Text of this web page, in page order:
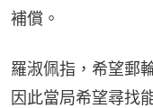
補償。
羅淑佩指，希望郵
因此當局希望尋找